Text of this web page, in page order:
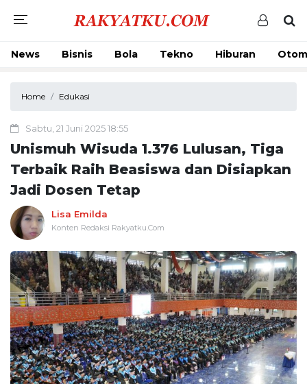
News Bisnis Bola Tekno Hiburan
Home Edukasi
Sabtu, 21 Juni 2025 18:55
Unismuh Wisuda 1.376 Lulusan, Tiga
Terbaik Raih Beasiswa dan Disiapkan
Jadi Dosen Tetap
Lisa Emilda
Konten Redaksi Rakyatku.Com